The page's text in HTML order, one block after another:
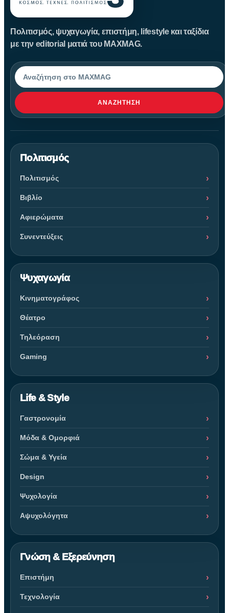
Πολιτισμός, ψυχαγωγία, επιστήμη, lifestyle και ταξίδια
με την editorial ματιά του MAXMAG.
Αναζήτηση
ΑΝΑΖΉΤΗΣΗ
Πολιτισμός
Πολιτισμός
Βιβλίο
Αφιερώματα
Συνεντεύξεις
Ψυχαγωγία
Κινηματογράφος
Θέατρο
Τηλεόραση
Gaming
Life & Style
Γαστρονομία
Μόδα & Ομορφιά
Σώμα & Υγεία
Design
Ψυχολογία
Αψυχολόγητα
Γνώση & Εξερεύνηση
Επιστήμη
Τεχνολογία